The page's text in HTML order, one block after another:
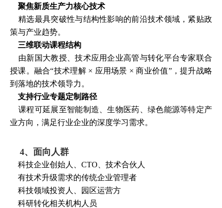
聚焦新质生产力核心技术
精选最具突破性与结构性影响的前沿技术领域，紧贴政
策与产业趋势。
三维联动课程结构
由新国大教授、技术应用企业高管与转化平台专家联合
授课。融合“技术理解 × 应用场景 × 商业价值”，提升战略
到落地的技术领导力。
支持行业专题定制路径
课程可延展至智能制造、生物医药、绿色能源等特定产
业方向，满足行业企业的深度学习需求。
4、 面向人群
科技企业创始人、CTO、技术合伙人
有技术升级需求的传统企业管理者
科技领域投资人、园区运营方
科研转化相关机构人员